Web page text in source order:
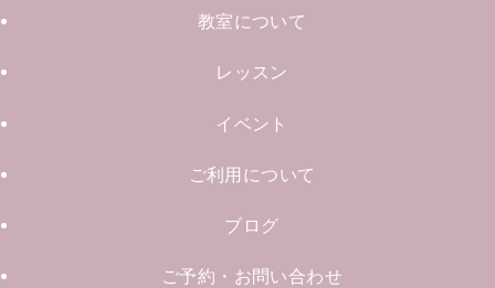
教室について
レッスン
イベント
ご利用について
ブログ
ご予約・お問い合わせ